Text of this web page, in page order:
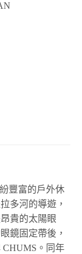
豐富的戶外休
多河的導遊，
貴的太陽眼
鏡固定帶後，
CHUMS。同年